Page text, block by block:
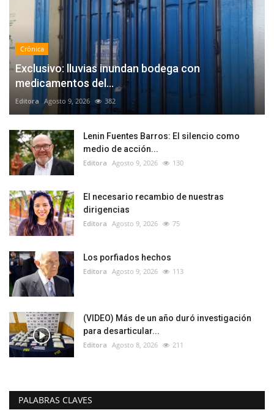
Crónica
Exclusivo: lluvias inundan bodega con
medicamentos del...
Editora Agosto 9, 2026 382
Lenin Fuentes Barros: El silencio como
medio de acción...
Editora Agosto 9, 2026 130
El necesario recambio de nuestras
dirigencias
Editora Agosto 9, 2026 75
Los porfiados hechos
Editora Agosto 9, 2026 113
(VIDEO) Más de un año duró investigación
para desarticular...
Editora Agosto 8, 2026 211
PALABRAS CLAVES